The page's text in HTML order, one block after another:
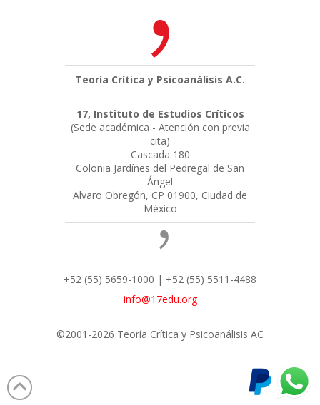
Teoría Crítica y Psicoanálisis A.C.
17, Instituto de Estudios Críticos
(Sede académica - Atención con previa
cita)
Cascada 180
Colonia Jardínes del Pedregal de San
Ángel
Alvaro Obregón, CP 01900, Ciudad de
México
+52 (55) 5659-1000 | +52 (55) 5511-4488
info@17edu.org
©2001-2026 Teoría Crítica y Psicoanálisis AC